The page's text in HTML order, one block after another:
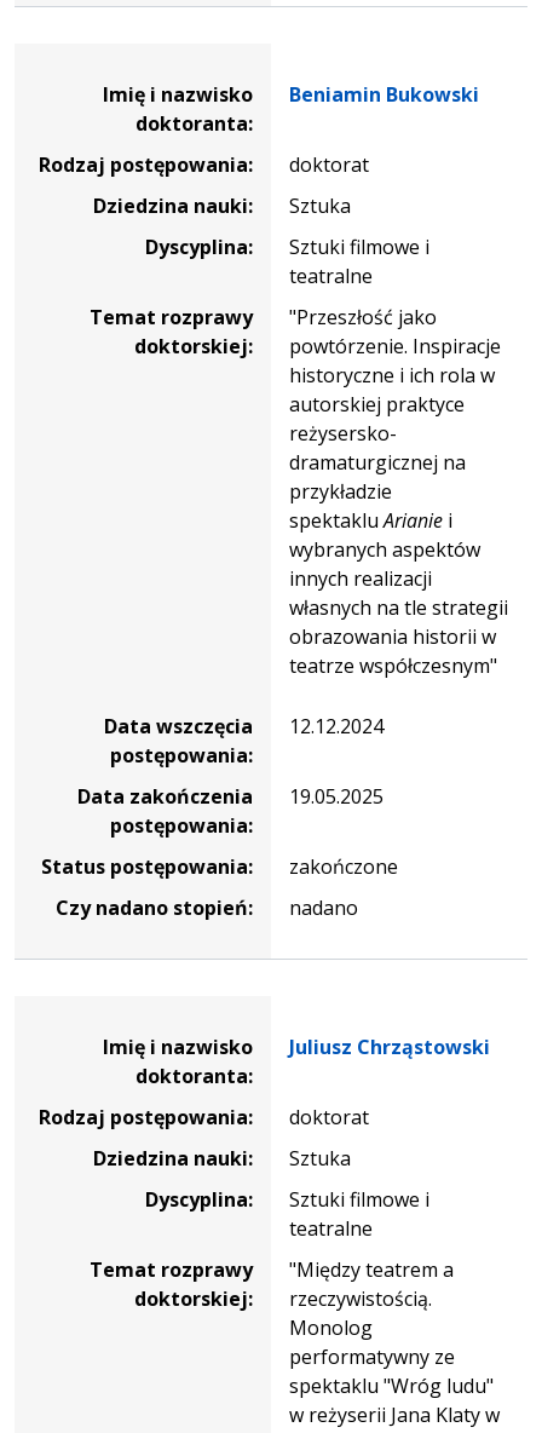
Imię i nazwisko
doktoranta:
Beniamin Bukowski
Rodzaj postępowania:
doktorat
Dziedzina nauki:
Sztuka
Dyscyplina:
Sztuki filmowe i
teatralne
Temat rozprawy
doktorskiej:
"Przeszłość jako
powtórzenie. Inspiracje
historyczne i ich rola w
autorskiej praktyce
reżysersko-
dramaturgicznej na
przykładzie
spektakluArianie i
wybranych aspektów
innych realizacji
własnych na tle strategii
obrazowania historii w
teatrze współczesnym"
Data wszczęcia
postępowania:
12.12.2024
Data zakończenia
postępowania:
19.05.2025
Status postępowania:
zakończone
Czy nadano stopień:
nadano
Imię i nazwisko
doktoranta:
Juliusz Chrząstowski
Rodzaj postępowania:
doktorat
Dziedzina nauki:
Sztuka
Dyscyplina:
Sztuki filmowe i
teatralne
Temat rozprawy
doktorskiej:
"Między teatrem a
rzeczywistością.
Monolog
performatywny ze
spektaklu "Wróg ludu"
w reżyserii Jana Klaty w